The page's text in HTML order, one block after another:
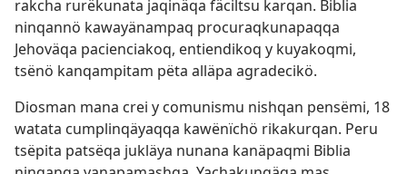
rakcha rurëkunata jaqinäqa fäciltsu karqan. Biblia
ninqannö kawayänampaq procuraqkunapaqqa
Jehoväqa pacienciakoq, entiendikoq y kuyakoqmi,
tsënö kanqampitam pëta alläpa agradecikö.
Diosman mana crei y comunismu nishqan pensëmi, 18
watata cumplinqäyaqqa kawënïchö rikakurqan. Peru
tsëpita patsëqa jukläya nunana kanäpaqmi Biblia